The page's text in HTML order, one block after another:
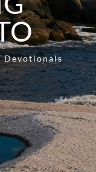
Devotionals